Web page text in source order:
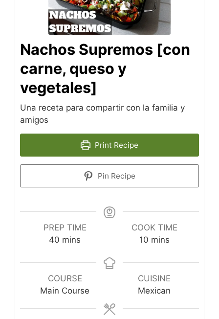
Nachos Supremos [con
carne, queso y
vegetales]
Una receta para compartir con la familia y
amigos
Print Recipe
Pin Recipe
PREP TIME
40 minutes
mins
COOK TIME
10minutes
mins
COURSE
Main Course
CUISINE
Mexican